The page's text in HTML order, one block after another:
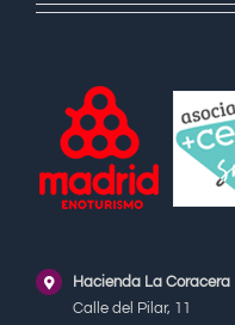
Hacienda La Coracera
Calle del Pilar, 11